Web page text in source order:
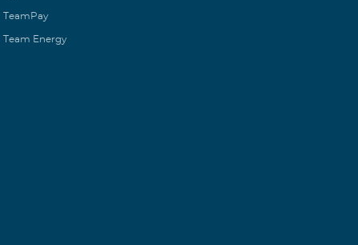
TeamPay
Team Energy